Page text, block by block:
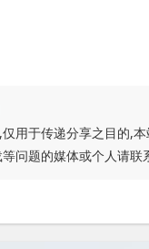
用于传递分享之目的,
问题的媒体或个人请联